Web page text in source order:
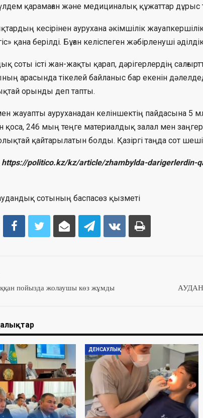
қарамаған және медициналық құжаттар дұрыс
кесірінен аурухана әкімшілік
қана берілді. Бұған келіспеген жәбірленуші
соты істі жан-жақты қарап, дәрігерлердің
арасында тікелей байланыс бар екенін
орынды деп тапты.
жауапты ауруханадан келіншектің пайдасына 5
қоса, 246 мың теңге материалдық залал мен
қайтарылатын болды. Қазіргі таңда сот
politico.kz/kz/article/zhambylda-darigerlerdin-
сотының баспасөз қызметі
пойызда жолаушы көз жұмды
ДЕНСАУЛЫҚ